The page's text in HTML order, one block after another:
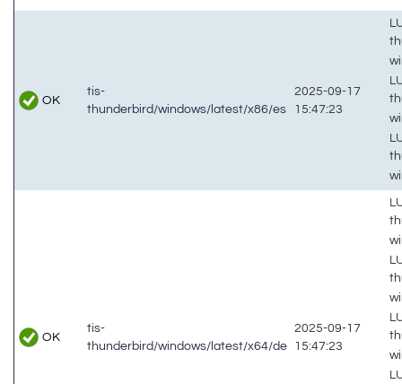
OK
tis-
thunderbird/windows/latest/x86/es
2025-09-17
15:47:23
OK
tis-
thunderbird/windows/latest/x64/de
2025-09-17
15:47:23